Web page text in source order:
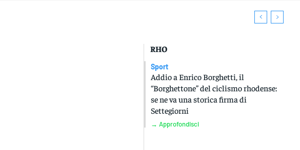
RHO
Sport
Addio a Enrico Borghetti, il
“Borghettone” del ciclismo rhodense:
se ne va una storica firma di
Settegiorni
→ Approfondisci